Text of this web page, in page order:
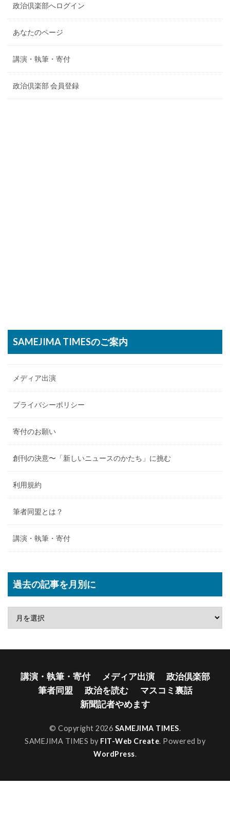
政治倶楽部へログイン
あなたのページ
講演・執筆・寄付
政治倶楽部 会員登録
SAMEJIMA TIMESのご案内
メディア出演
プライバシーポリシー
寄付のお願い
創刊の決意〜「新しいニュースのかたち」に挑む
利用規約
筆者同盟とは？
講演・執筆・寄付
過去の記事を月別に
講演・執筆・寄付 メディア出演
政治倶楽部
筆者同盟
政治を読む
マスコミ裏話
新聞記者やめます
© Copyright 2026 SAMEJIMA TIMES.
SAMEJIMA TIMES by FIT-Web Create. Powered by
WordPress.